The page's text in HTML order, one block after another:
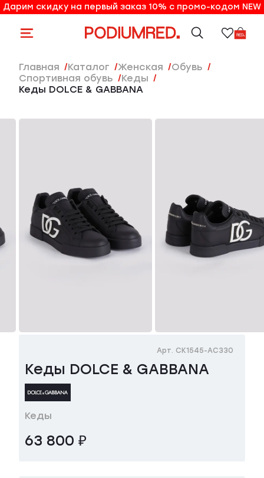
10% на первый заказ по промо-коду NEW
Дарим скидку на первый заказ 10% с промо-кодом NEW
Главная Каталог женская
Обувь
Спортивная обувь
Кеды
Кеды DOLCE & GABBANA
Кеды DOLCE & GABBANA
Арт. CK1545-AC330
Кеды
63 800 ₽